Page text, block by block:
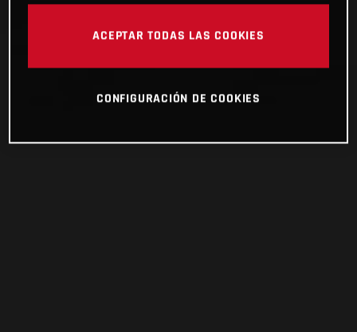
ACEPTAR TODAS LAS COOKIES
CONFIGURACIÓN DE COOKIES